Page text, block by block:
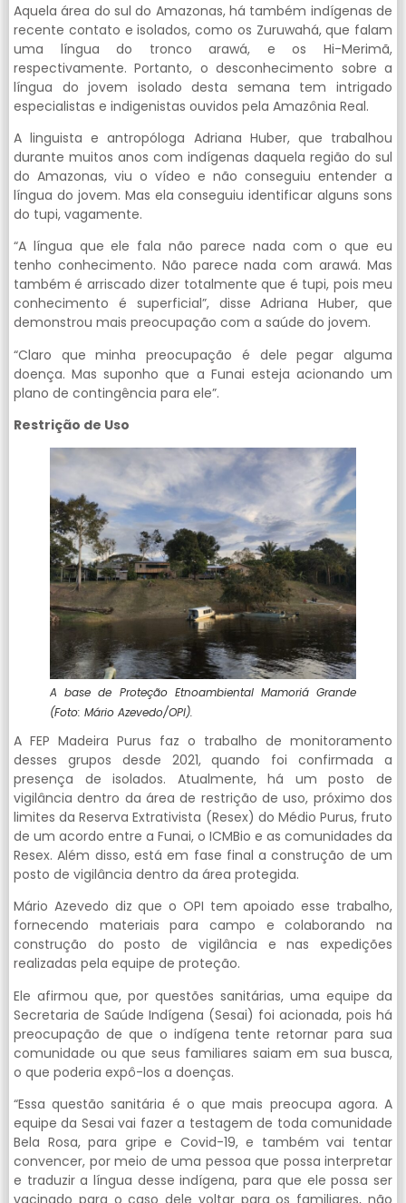
Aquela área do sul do Amazonas, há também indígenas de
recente contato e isolados, como os Zuruwahá, que falam
uma língua do tronco arawá, e os Hi-Merimã,
respectivamente. Portanto, o desconhecimento sobre a
língua do jovem isolado desta semana tem intrigado
especialistas e indigenistas ouvidos pela Amazônia Real.
A linguista e antropóloga Adriana Huber, que trabalhou
durante muitos anos com indígenas daquela região do sul
do Amazonas, viu o vídeo e não conseguiu entender a
língua do jovem. Mas ela conseguiu identificar alguns sons
do tupi, vagamente.
“A língua que ele fala não parece nada com o que eu
tenho conhecimento. Não parece nada com arawá. Mas
também é arriscado dizer totalmente que é tupi, pois meu
conhecimento é superficial”, disse Adriana Huber, que
demonstrou mais preocupação com a saúde do jovem.
“Claro que minha preocupação é dele pegar alguma
doença. Mas suponho que a Funai esteja acionando um
plano de contingência para ele”.
Restrição de Uso
A base de Proteção Etnoambiental Mamoriá Grande
(Foto: Mário Azevedo/OPI).
A FEP Madeira Purus faz o trabalho de monitoramento
desses grupos desde 2021, quando foi confirmada a
presença de isolados. Atualmente, há um posto de
vigilância dentro da área de restrição de uso, próximo dos
limites da Reserva Extrativista (Resex) do Médio Purus, fruto
de um acordo entre a Funai, o ICMBio e as comunidades da
Resex. Além disso, está em fase final a construção de um
posto de vigilância dentro da área protegida.
Mário Azevedo diz que o OPI tem apoiado esse trabalho,
fornecendo materiais para campo e colaborando na
construção do posto de vigilância e nas expedições
realizadas pela equipe de proteção.
Ele afirmou que, por questões sanitárias, uma equipe da
Secretaria de Saúde Indígena (Sesai) foi acionada, pois há
preocupação de que o indígena tente retornar para sua
comunidade ou que seus familiares saiam em sua busca,
o que poderia expô-los a doenças.
“Essa questão sanitária é o que mais preocupa agora. A
equipe da Sesai vai fazer a testagem de toda comunidade
Bela Rosa, para gripe e Covid-19, e também vai tentar
convencer, por meio de uma pessoa que possa interpretar
e traduzir a língua desse indígena, para que ele possa ser
vacinado para o caso dele voltar para os familiares, não